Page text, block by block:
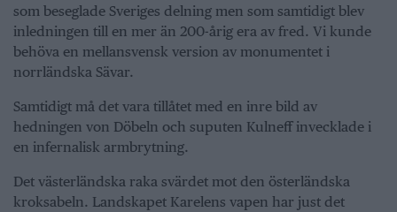
som beseglade Sveriges delning men som samtidigt blev
inledningen till en mer än 200-årig era av fred. Vi kunde
behöva en mellansvensk version av monumentet i
norrländska Sävar.
Samtidigt må det vara tillåtet med en inre bild av
hedningen von Döbeln och suputen Kulneff invecklade i
en infernalisk armbrytning.
Det västerländska raka svärdet mot den österländska
kroksabeln. Landskapet Karelens vapen har just det